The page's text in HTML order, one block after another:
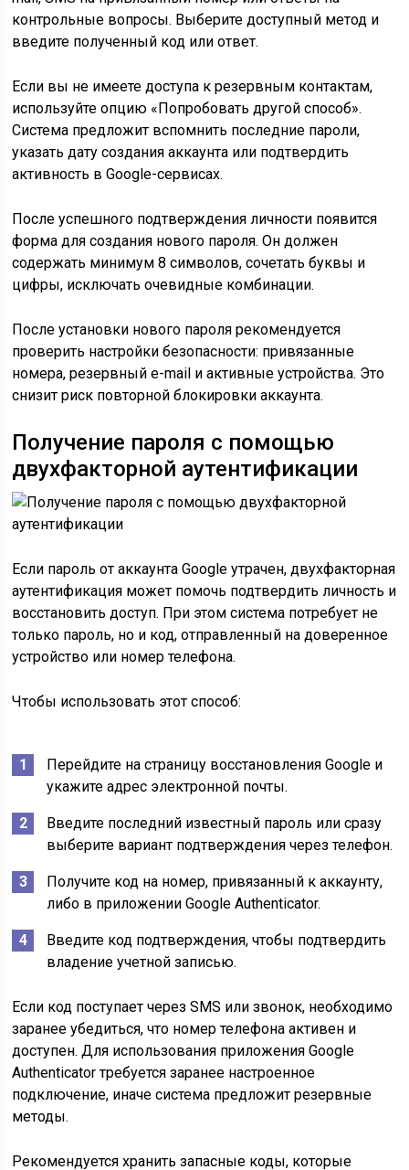
контрольные вопросы. Выберите доступный метод и
введите полученный код или ответ.
Если вы не имеете доступа к резервным контактам,
используйте опцию «Попробовать другой способ».
Система предложит вспомнить последние пароли,
указать дату создания аккаунта или подтвердить
активность в Google-сервисах.
После успешного подтверждения личности появится
форма для создания нового пароля. Он должен
содержать минимум 8 символов, сочетать буквы и
цифры, исключать очевидные комбинации.
После установки нового пароля рекомендуется
проверить настройки безопасности: привязанные
номера, резервный e-mail и активные устройства. Это
снизит риск повторной блокировки аккаунта.
Получение пароля с помощью
двухфакторной аутентификации
Если пароль от аккаунта Google утрачен, двухфакторная
аутентификация может помочь подтвердить личность и
восстановить доступ. При этом система потребует не
только пароль, но и код, отправленный на доверенное
устройство или номер телефона.
Чтобы использовать этот способ:
Перейдите на страницу восстановления Google и
укажите адрес электронной почты.
Введите последний известный пароль или сразу
выберите вариант подтверждения через телефон.
Получите код на номер, привязанный к аккаунту,
либо в приложении Google Authenticator.
Введите код подтверждения, чтобы подтвердить
владение учетной записью.
Если код поступает через SMS или звонок, необходимо
заранее убедиться, что номер телефона активен и
доступен. Для использования приложения Google
Authenticator требуется заранее настроенное
подключение, иначе система предложит резервные
методы.
Рекомендуется хранить запасные коды, которые